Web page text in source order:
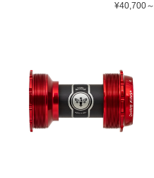
¥40,700～